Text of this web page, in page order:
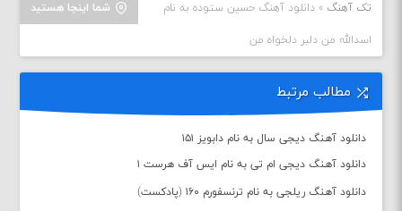
شما اینجا هستید تک آهنگ »دانلود آهنگ حسین ستوده به نام
اسدالله من دلبر دلخواه من
مطالب مرتبط
دانلود آهنگ دیجی سال به نام دابویز ۱۵۱
دانلود آهنگ دیجی ام تی به نام ایس آف هرست ۱
دانلود آهنگ ریلجی به نام ترنسفورم ۱۶۰ (پادکست)